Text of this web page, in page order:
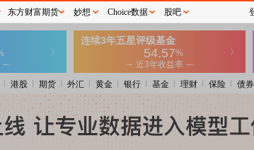
港股 期货 外汇 黄金 银行 基金 理财 保险 债券
东方财富期货 妙想 Choice数据 股吧